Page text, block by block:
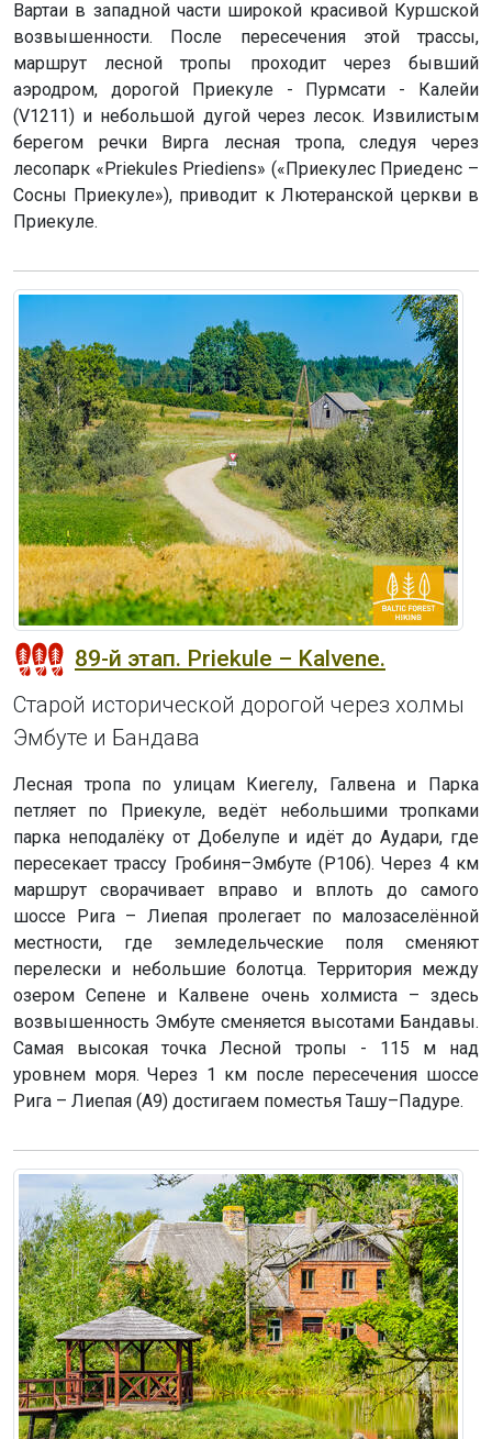
Вартаи в западной части широкой красивой Куршской
возвышенности. После пересечения этой трассы,
маршрут лесной тропы проходит через бывший
аэродром, дорогой Приекуле - Пурмсати - Калейи
(V1211) и небольшой дугой через лесок. Извилистым
берегом речки Вирга лесная тропа, следуя через
лесопарк «Priekules Priediens» («Приекулес Приеденс –
Сосны Приекуле»), приводит к Лютеранской церкви в
Приекуле.
89-й этап. Priekule – Kalvene.
Старой исторической дорогой через холмы
Эмбуте и Бандава
Лесная тропа по улицам Киегелу, Галвена и Парка
петляет по Приекуле, ведёт небольшими тропками
парка неподалёку от Добелупе и идёт до Аудари, где
пересекает трассу Гробиня–Эмбуте (P106). Через 4 км
маршрут сворачивает вправо и вплоть до самого
шоссе Рига – Лиепая пролегает по малозаселённой
местности, где земледельческие поля сменяют
перелески и небольшие болотца. Территория между
озером Сепене и Калвене очень холмиста – здесь
возвышенность Эмбуте сменяется высотами Бандавы.
Самая высокая точка Лесной тропы - 115 м над
уровнем моря. Через 1 км после пересечения шоссе
Рига – Лиепая (A9) достигаем поместья Ташу–Падуре.